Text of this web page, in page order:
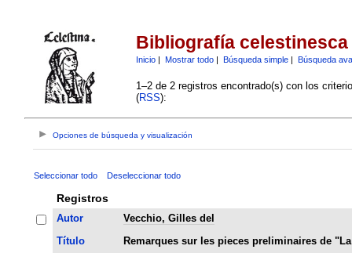
Bibliografía celestinesca
Inicio| Mostrar todo| Búsqueda simple| Búsqueda
1–2 de 2 registros encontrado(s) con los
(RSS):
Opciones de búsqueda y visualización
Seleccionar todo Deseleccionar todo
Registros
Autor
Vecchio, Gilles del
Título
Remarques sur les pieces preliminaires de